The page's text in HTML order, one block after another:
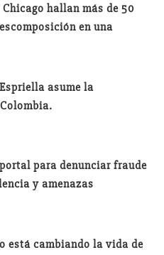
hallan más de 50
en una
asume la
para denunciar fraude
y amenazas
está cambiando la vida de